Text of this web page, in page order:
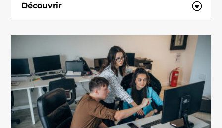
Découvrir